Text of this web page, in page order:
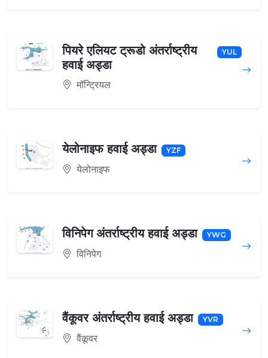
पियरे एलियट ट्रूडो अंतर्राष्ट्रीय
हवाई अड्डा
YUL
मॉन्ट्रियल
येलोनाइफ हवाई अड्डा YZF
येलोनाइफ
विनिपेग अंतर्राष्ट्रीय हवाई अड्डा YWG
विनिपेग
वैंकूवर अंतर्राष्ट्रीय हवाई अड्डा YVR
वैंकूवर